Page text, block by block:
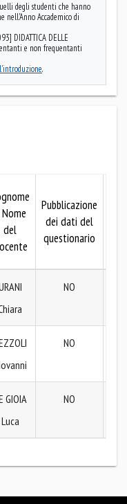
degli studenti che hanno
Accademico di
DIDATTICA DELLE
e non frequentanti
.
del
Pubblicazione
dei dati del
questionario
NO
NO
GIOIA
Luca
NO